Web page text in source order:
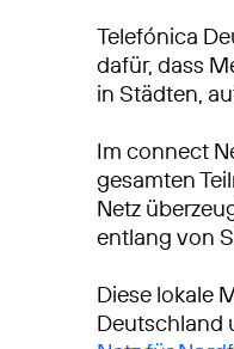
Telefónica
dafür, dass
in Städten,
Im connect
gesamten
Netz
entlang von
Diese lokale
Deutschland